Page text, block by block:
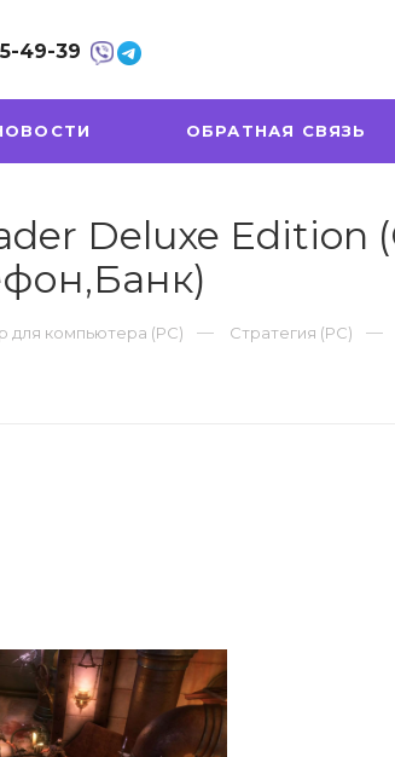
49-39
ОБРАТНАЯ СВЯЗЬ
Deluxe Edition
для компьютера (PC) Стратегия (PC)